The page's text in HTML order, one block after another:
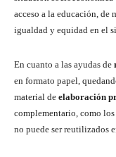
acceso a la educación, de
igualdad y equidad en el
En cuanto a las ayudas de
en formato papel,
material de elaboración
complementario, como los
no puede ser reutilizados